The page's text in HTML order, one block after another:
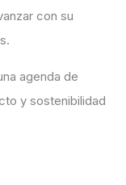
con su
agenda de
y sostenibilidad